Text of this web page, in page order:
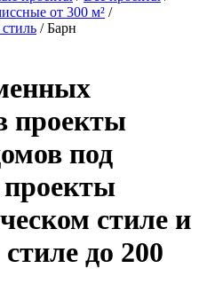
от 300 м² /
/Барн
проекты
под
стиле и
до 200